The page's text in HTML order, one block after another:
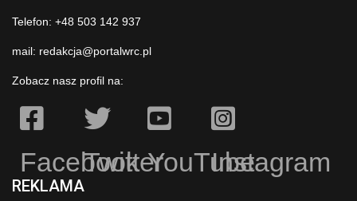
Telefon: +48 503 142 937
mail: redakcja@portalwrc.pl
Zobacz nasz profil na:
Facebook
TwitterYouTubeInstagram
REKLAMA